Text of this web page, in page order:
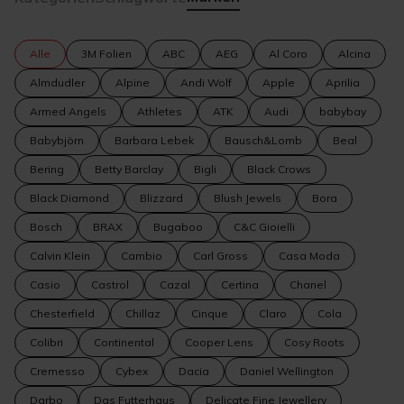
Alle 3M Folien ABC AEG Al Coro Alcina
Almdudler Alpine Andi Wolf Apple Aprilia
Armed Angels Athletes ATK Audi babybay
Babybjörn Barbara Lebek Bausch&Lomb Beal
Bering Betty Barclay Bigli Black Crows
Black Diamond Blizzard Blush Jewels Bora
Bosch BRAX Bugaboo C&C Gioielli
Calvin Klein Cambio Carl Gross Casa Moda
Casio Castrol Cazal Certina Chanel
Chesterfield Chillaz Cinque Claro Cola
Colibri Continental Cooper Lens Cosy Roots
Cremesso Cybex Dacia Daniel Wellington
Darbo Das Futterhaus Delicate Fine Jewellery